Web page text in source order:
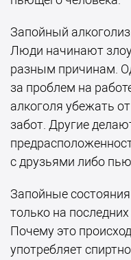
Запойный
Люди начинают
разным причинам.
за проблем на
алкоголя убежать
забот. Другие
с друзьями либо
Запойные
только на
Почему это
употребляет